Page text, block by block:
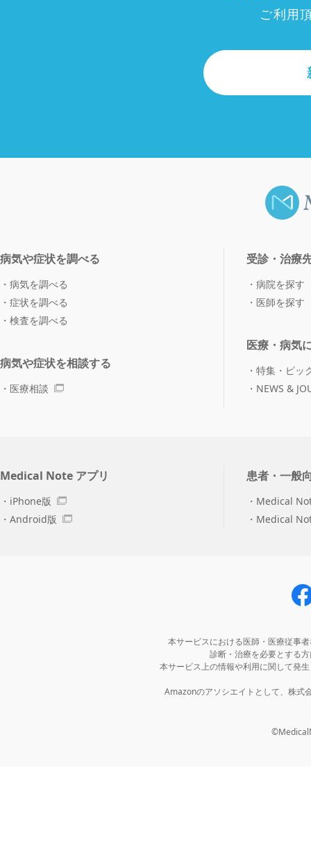
ご利用
病気や症状を調べる
病気を調べる
症状を調べる
検査を調べる
病気や症状を相談する
医療相談
受診・治療
病院を探す
医師を探す
医療・病気
特集・ピッ
NEWS &
Medical Note アプリ
iPhone版
Android版
患者・一般
Medical
Medical
本サービスにおける医師・医療従事
診断・治療を必要とする
本サービス上の情報や利用に関して発
Amazonのアソシエイトとして、株式